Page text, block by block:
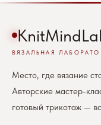
ВЯЗАЛЬНАЯ
Место, где вязание
Авторские мастер-
готовый трикотаж —